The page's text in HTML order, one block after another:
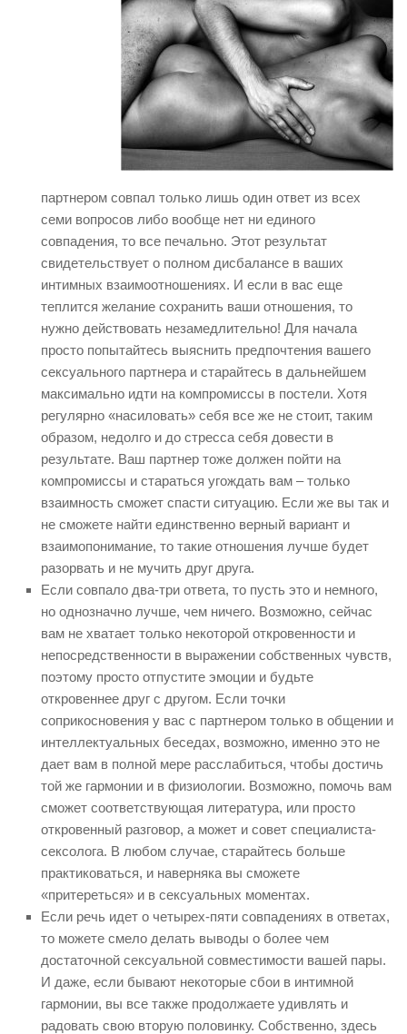
партнером совпал только лишь один ответ из всех
семи вопросов либо вообще нет ни единого
совпадения, то все печально. Этот результат
свидетельствует о полном дисбалансе в ваших
интимных взаимоотношениях. И если в вас еще
теплится желание сохранить ваши отношения, то
нужно действовать незамедлительно! Для начала
просто попытайтесь выяснить предпочтения вашего
сексуального партнера и старайтесь в дальнейшем
максимально идти на компромиссы в постели. Хотя
регулярно «насиловать» себя все же не стоит, таким
образом, недолго и до стресса себя довести в
результате. Ваш партнер тоже должен пойти на
компромиссы и стараться угождать вам – только
взаимность сможет спасти ситуацию. Если же вы так и
не сможете найти единственно верный вариант и
взаимопонимание, то такие отношения лучше будет
разорвать и не мучить друг друга.
Если совпало два-три ответа, то пусть это и немного,
но однозначно лучше, чем ничего. Возможно, сейчас
вам не хватает только некоторой откровенности и
непосредственности в выражении собственных чувств,
поэтому просто отпустите эмоции и будьте
откровеннее друг с другом. Если точки
соприкосновения у вас с партнером только в общении и
интеллектуальных беседах, возможно, именно это не
дает вам в полной мере расслабиться, чтобы достичь
той же гармонии и в физиологии. Возможно, помочь вам
сможет соответствующая литература, или просто
откровенный разговор, а может и совет специалиста-
сексолога. В любом случае, старайтесь больше
практиковаться, и наверняка вы сможете
«притереться» и в сексуальных моментах.
Если речь идет о четырех-пяти совпадениях в ответах,
то можете смело делать выводы о более чем
достаточной сексуальной совместимости вашей пары.
И даже, если бывают некоторые сбои в интимной
гармонии, вы все также продолжаете удивлять и
радовать свою вторую половинку. Собственно, здесь